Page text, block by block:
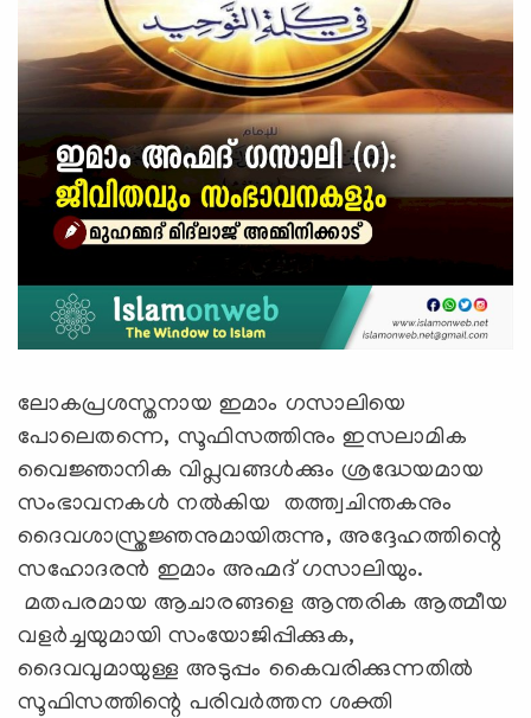
ലോകപ്രശസ്തനായ ഇമാം ഗസാലിയെ
പോലെതന്നെ, സൂഫിസത്തിനും ഇസ‍ലാമിക
വൈജ്ഞാനിക വിപ്ലവങ്ങൾക്കും ശ്രദ്ധേയമായ
സംഭാവനകൾ നൽകിയ തത്ത്വചിന്തകനും
ദൈവശാസ്ത്രജ്ഞനുമായിരുന്നു, അദ്ദേഹത്തിന്റെ
സഹോദരന്‍ ഇമാം അഹ്മദ് ഗസാലിയും.
മതപരമായ ആചാരങ്ങളെ ആന്തരിക ആത്മീയ
വളർച്ചയുമായി സംയോജിപ്പിക്കുക,
ദൈവവുമായുള്ള അടുപ്പം കൈവരിക്കുന്നതിൽ
സൂഫിസത്തിന്റെ പരിവർത്തന ശക്തി